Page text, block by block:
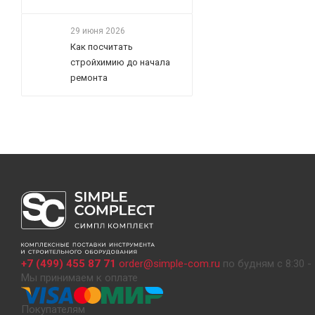
29 июня 2026
Как посчитать
стройхимию до начала
ремонта
+7 (499) 455 87 71 order@simple-com.ru по будням с 8:30 -
Мы принимаем к оплате
Покупателям